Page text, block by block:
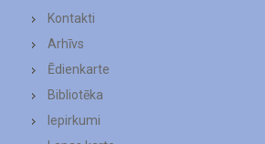
Kontakti
Arhīvs
Ēdienkarte
Bibliotēka
Iepirkumi